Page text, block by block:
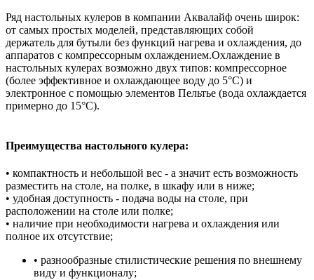
Ряд настольных кулеров в компании Аквалайф очень широк:
от самых простых моделей, представляющих собой
держатель для бутыли без функций нагрева и охлаждения, до
аппаратов с компрессорным охлаждением.Охлаждение в
настольных кулерах возможно двух типов: компрессорное
(более эффективное и охлаждающее воду до 5°С) и
электронное с помощью элементов Пельтье (вода охлаждается
примерно до 15°С).
Преимущества настольного кулера:
• компактность и небольшой вес - а значит есть возможность
разместить на столе, на полке, в шкафу или в ниже;
• удобная доступность - подача воды на столе, при
расположении на столе или полке;
• наличие при необходимости нагрева и охлаждения или
полное их отсутствие;
• разнообразные стилистические решения по внешнему
виду и функционалу;